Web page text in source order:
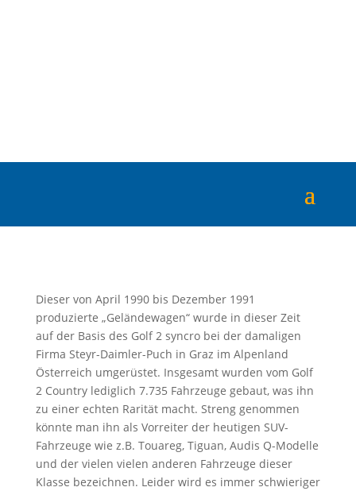
Dieser von April 1990 bis Dezember 1991
produzierte „Geländewagen“ wurde in dieser Zeit
auf der Basis des Golf 2 syncro bei der damaligen
Firma Steyr-Daimler-Puch in Graz im Alpenland
Österreich umgerüstet. Insgesamt wurden vom Golf
2 Country lediglich 7.735 Fahrzeuge gebaut, was ihn
zu einer echten Rarität macht. Streng genommen
könnte man ihn als Vorreiter der heutigen SUV-
Fahrzeuge wie z.B. Touareg, Tiguan, Audis Q-Modelle
und der vielen vielen anderen Fahrzeuge dieser
Klasse bezeichnen. Leider wird es immer schwieriger